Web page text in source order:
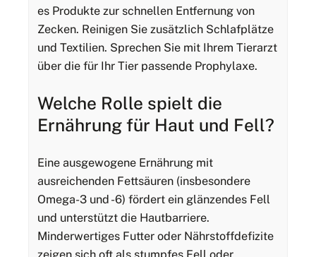
es Produkte zur schnellen Entfernung von
Zecken. Reinigen Sie zusätzlich Schlafplätze
und Textilien. Sprechen Sie mit Ihrem Tierarzt
über die für Ihr Tier passende Prophylaxe.
Welche Rolle spielt die
Ernährung für Haut und Fell?
Eine ausgewogene Ernährung mit
ausreichenden Fettsäuren (insbesondere
Omega-3 und -6) fördert ein glänzendes Fell
und unterstützt die Hautbarriere.
Minderwertiges Futter oder Nährstoffdefizite